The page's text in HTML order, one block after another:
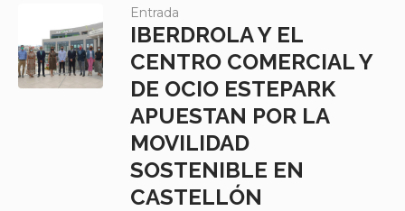
Entrada
IBERDROLA Y EL
CENTRO COMERCIAL Y
DE OCIO ESTEPARK
APUESTAN POR LA
MOVILIDAD
SOSTENIBLE EN
CASTELLÓN